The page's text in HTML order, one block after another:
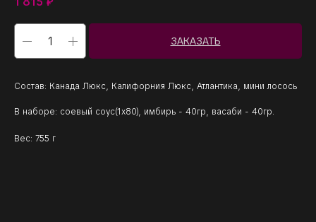
ЗАКАЗАТЬ
Состав: Канада Люкс, Калифорния Люкс, Атлантика, мини лосось
В наборе: соевый соус(1х80), имбирь - 40гр, васаби - 40гр.
Вес: 755 г